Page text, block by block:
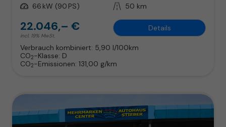
Leistung 66 kW (90 PS) Kilometerstand 50 km
22.046,– €
incl. 19% MwSt.
Details
Verbrauch kombiniert: 5,90 l/100km
CO2-Klasse: D
CO2-Emissionen: 131,00 g/km